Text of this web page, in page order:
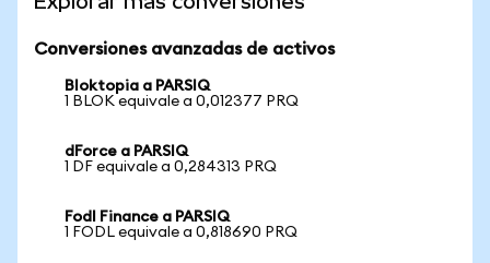
Conversiones avanzadas de activos
Bloktopia a PARSIQ
1 BLOK equivale a 0,012377 PRQ
dForce a PARSIQ
1 DF equivale a 0,284313 PRQ
Fodl Finance a PARSIQ
1 FODL equivale a 0,818690 PRQ